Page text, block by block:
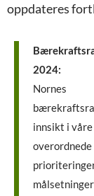
oppdateres
2024:
Nornes
innsikt i våre
overordnede